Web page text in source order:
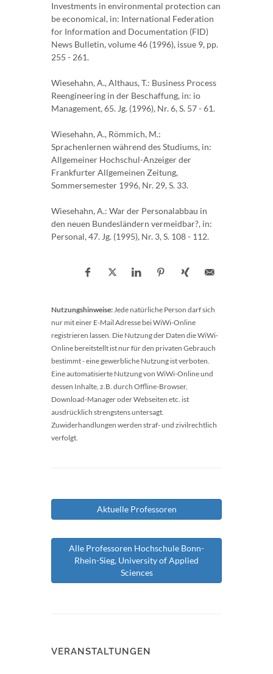
Investments in environmental protection can
be economical, in: International Federation
for Information and Documentation (FID)
News Bulletin, volume 46 (1996), issue 9, pp.
255 - 261.
Wiesehahn, A., Althaus, T.: Business Process
Reengineering in der Beschaffung, in: io
Management, 65. Jg. (1996), Nr. 6, S. 57 - 61.
Wiesehahn, A., Römmich, M.:
Sprachenlernen während des Studiums, in:
Allgemeiner Hochschul-Anzeiger der
Frankfurter Allgemeinen Zeitung,
Sommersemester 1996, Nr. 29, S. 33.
Wiesehahn, A.: War der Personalabbau in
den neuen Bundesländern vermeidbar?, in:
Personal, 47. Jg. (1995), Nr. 3, S. 108 - 112.
Nutzungshinweise:Jede natürliche Person darf sich
nur mit einer E-Mail Adresse bei WiWi-Online
registrieren lassen. Die Nutzung der Daten die WiWi-
Online bereitstellt ist nur für den privaten Gebrauch
bestimmt - eine gewerbliche Nutzung ist verboten.
Eine automatisierte Nutzung von WiWi-Online und
dessen Inhalte, z.B. durch Offline-Browser,
Download-Manager oder Webseiten etc. ist
ausdrücklich strengstens untersagt.
Zuwiderhandlungen werden straf- und zivilrechtlich
verfolgt.
Aktuelle Professoren
Alle Professoren Hochschule Bonn-
Rhein-Sieg, University of Applied
Sciences
VERANSTALTUNGEN